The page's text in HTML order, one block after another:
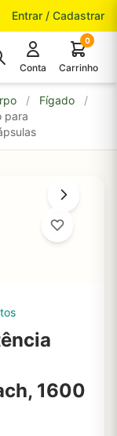
Entrar / Cadastrar
Conta
0
Carrinho
/ Fígado
/
para
1600